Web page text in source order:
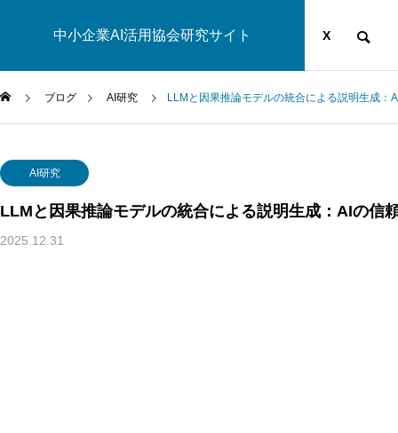
中小企業AI活用協会研究サイト
運営団体 YOUTUBE X
ブログ AI研究 LLMと因果推論モデルの統合による説明生成：
AI研究
LLMと因果推論モデルの統合による説明生成：AIの信
2025.12.31